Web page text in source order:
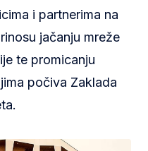
i partnerima na
jačanju mreže
te promicanju
počiva Zaklada